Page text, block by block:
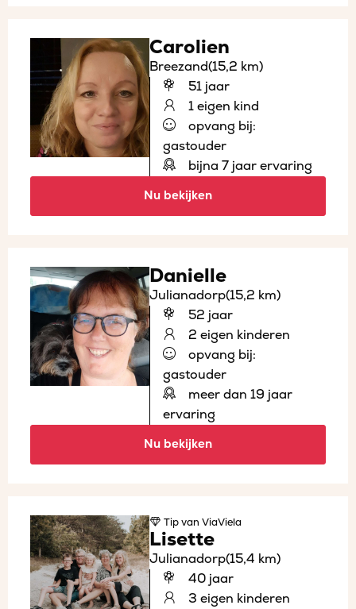
Carolien
Breezand(15,2 km)
51 jaar
1 eigen kind
opvang bij:
gastouder
bijna 7 jaar ervaring
Nu bekijken
Danielle
Julianadorp(15,2 km)
52 jaar
2 eigen kinderen
opvang bij:
gastouder
meer dan 19 jaar
ervaring
Nu bekijken
Tipvan ViaViela
Lisette
Julianadorp(15,4 km)
40 jaar
3 eigen kinderen